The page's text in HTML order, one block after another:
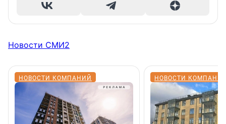
Новости СМИ2
НОВОСТИ КОМПАНИЙ НОВОСТИ